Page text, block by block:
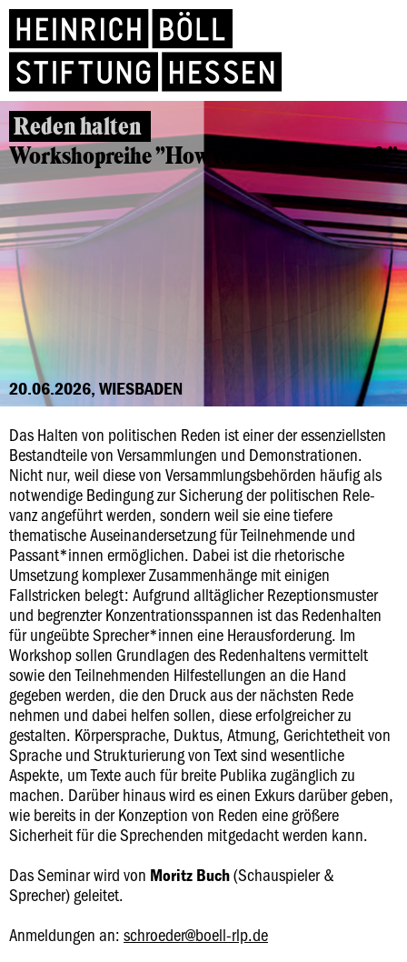
Reden halten
Workshopreihe "How to Zivilgesellschaft"
20.06.2026, WIESBADEN
Das Halten von politischen Reden ist einer der essenziellsten
Bestandteile von Versammlungen und Demonstrationen.
Nicht nur, weil diese von Versammlungsbehörden häufig als
notwendige Bedingung zur Sicherung der politischen Rele-
vanz angeführt werden, sondern weil sie eine tiefere
thematische Auseinandersetzung für Teilnehmende und
Passant*innen ermöglichen. Dabei ist die rhetorische
Umsetzung komplexer Zusammenhänge mit einigen
Fallstricken belegt: Aufgrund alltäglicher Rezeptionsmuster
und begrenzter Konzentrationsspannen ist das Redenhalten
für ungeübte Sprecher*innen eine Herausforderung. Im
Workshop sollen Grundlagen des Redenhaltens vermittelt
sowie den Teilnehmenden Hilfestellungen an die Hand
gegeben werden, die den Druck aus der nächsten Rede
nehmen und dabei helfen sollen, diese erfolgreicher zu
gestalten. Körpersprache, Duktus, Atmung, Gerichtetheit von
Sprache und Strukturierung von Text sind wesentliche
Aspekte, um Texte auch für breite Publika zugänglich zu
machen. Darüber hinaus wird es einen Exkurs darüber geben,
wie bereits in der Konzeption von Reden eine größere
Sicherheit für die Sprechenden mitgedacht werden kann.
Das Seminar wird von Moritz Buch(Schauspieler &
Sprecher) geleitet.
Anmeldungen an: schroeder@boell-rlp.de